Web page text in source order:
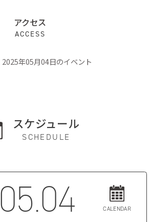
アクセス
ACCESS
2025年05月04日のイベント
スケジュール
SCHEDULE
05.04 CALENDAR